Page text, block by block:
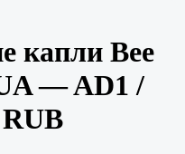
капли Bee
— AD1 /